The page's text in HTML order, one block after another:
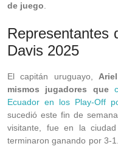
de juego
Representantes
Davis 2025
El capitán uruguayo,
mismos jugadores que
Ecuador en los Play-Off
sucedió este fin de
visitante, fue en la
terminaron ganando por 3-